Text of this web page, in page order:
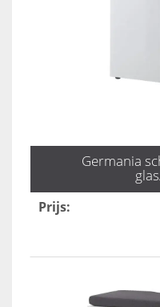
Germania
Prijs: